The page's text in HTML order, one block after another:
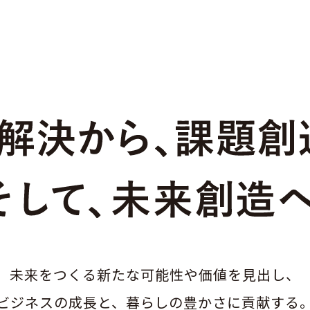
未来をつくる新たな可能性や価値を見出し、
ジネスの成長と、 暮らしの豊かさに貢献する